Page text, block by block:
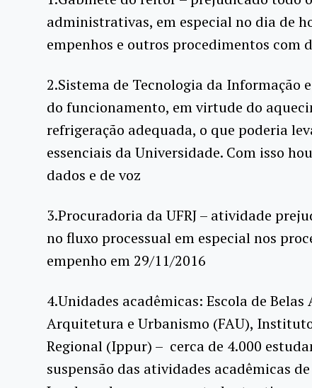
administrativas, em especial no dia de
empenhos e outros procedimentos com
2.Sistema de Tecnologia da Informação
do funcionamento, em virtude do
refrigeração adequada, o que poderia
essenciais da Universidade. Com isso
dados e de voz
3.Procuradoria da UFRJ – atividade
no fluxo processual em especial nos
empenho em 29/11/2016
4.Unidades acadêmicas: Escola de Belas
Arquitetura e Urbanismo (FAU),
Regional (Ippur) – cerca de 4.000
suspensão das atividades acadêmicas